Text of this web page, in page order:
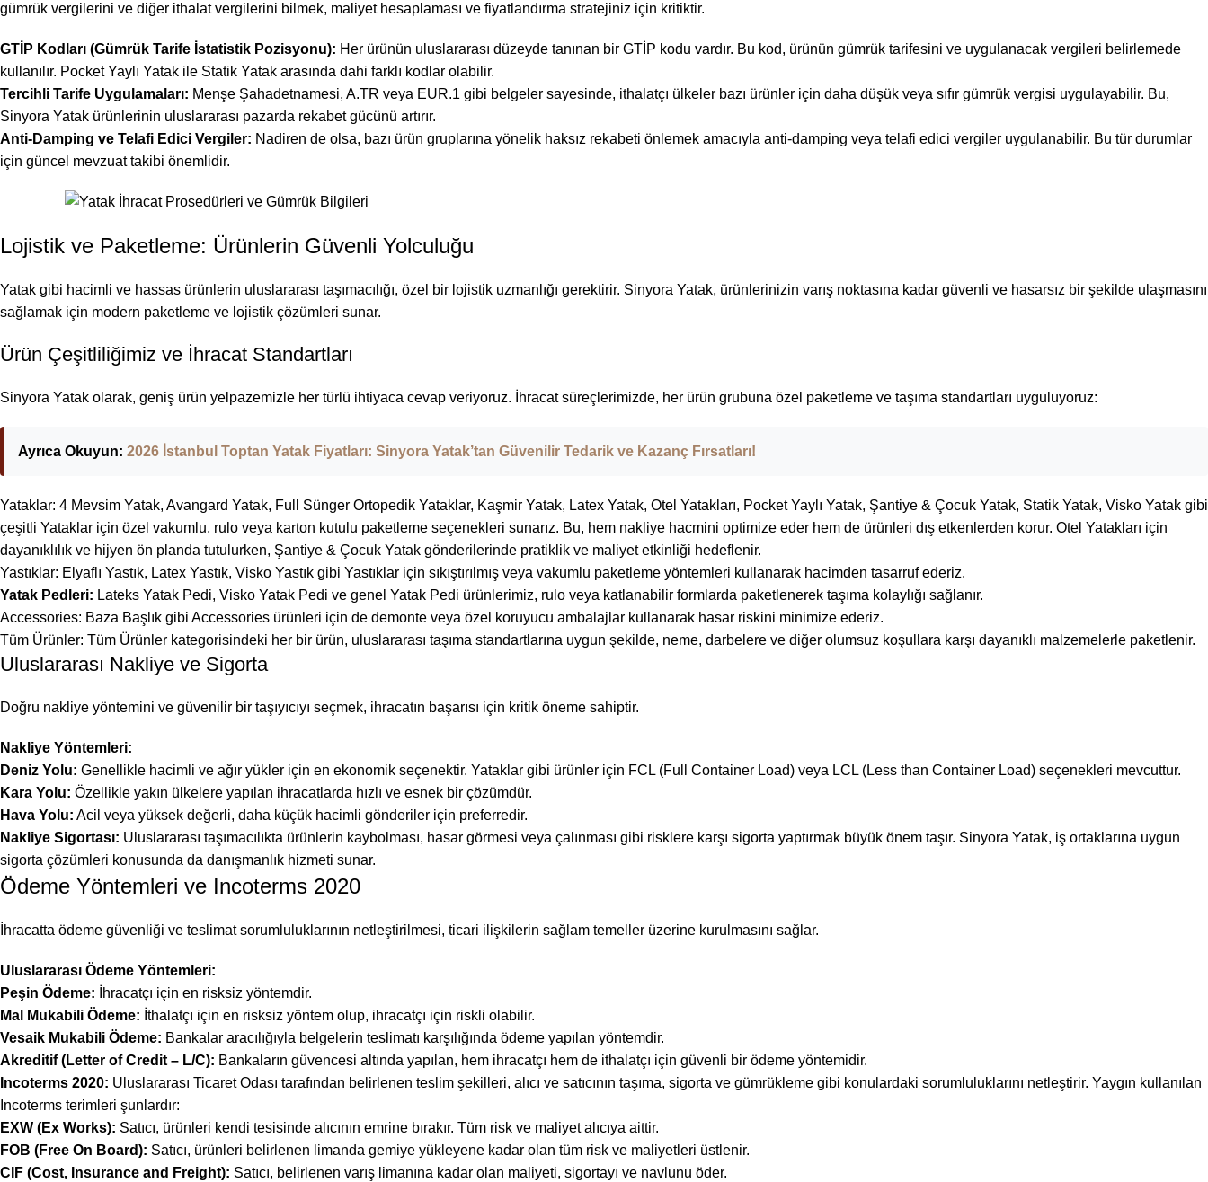
gümrük vergilerini ve diğer ithalat vergilerini bilmek, maliyet hesaplaması ve fiyatlandırma stratejiniz için kritiktir.
GTİP Kodları (Gümrük Tarife İstatistik Pozisyonu): Her ürünün uluslararası düzeyde tanınan bir GTİP kodu vardır. Bu kod, ürünün gümrük tarifesini ve uygulanacak vergileri belirlemede
kullanılır. Pocket Yaylı Yatak ile Statik Yatak arasında dahi farklı kodlar olabilir.
Tercihli Tarife Uygulamaları: Menşe Şahadetnamesi, A.TR veya EUR.1 gibi belgeler sayesinde, ithalatçı ülkeler bazı ürünler için daha düşük veya sıfır gümrük vergisi uygulayabilir. Bu,
Sinyora Yatak ürünlerinin uluslararası pazarda rekabet gücünü artırır.
Anti-Damping ve Telafi Edici Vergiler: Nadiren de olsa, bazı ürün gruplarına yönelik haksız rekabeti önlemek amacıyla anti-damping veya telafi edici vergiler uygulanabilir. Bu tür durumlar
için güncel mevzuat takibi önemlidir.
Lojistik ve Paketleme: Ürünlerin Güvenli Yolculuğu
Yatak gibi hacimli ve hassas ürünlerin uluslararası taşımacılığı, özel bir lojistik uzmanlığı gerektirir. Sinyora Yatak, ürünlerinizin varış noktasına kadar güvenli ve hasarsız bir şekilde ulaşmasını
sağlamak için modern paketleme ve lojistik çözümleri sunar.
Ürün Çeşitliliğimiz ve İhracat Standartları
Sinyora Yatak olarak, geniş ürün yelpazemizle her türlü ihtiyaca cevap veriyoruz. İhracat süreçlerimizde, her ürün grubuna özel paketleme ve taşıma standartları uyguluyoruz:
Ayrıca Okuyun: 2026 İstanbul Toptan Yatak Fiyatları: Sinyora Yatak’tan Güvenilir Tedarik ve Kazanç Fırsatları!
Yataklar: 4 Mevsim Yatak, Avangard Yatak, Full Sünger Ortopedik Yataklar, Kaşmir Yatak, Latex Yatak, Otel Yatakları, Pocket Yaylı Yatak, Şantiye & Çocuk Yatak, Statik Yatak, Visko Yatak gibi
çeşitli Yataklar için özel vakumlu, rulo veya karton kutulu paketleme seçenekleri sunarız. Bu, hem nakliye hacmini optimize eder hem de ürünleri dış etkenlerden korur. Otel Yatakları için
dayanıklılık ve hijyen ön planda tutulurken, Şantiye & Çocuk Yatak gönderilerinde pratiklik ve maliyet etkinliği hedeflenir.
Yastıklar: Elyaflı Yastık, Latex Yastık, Visko Yastık gibi Yastıklar için sıkıştırılmış veya vakumlu paketleme yöntemleri kullanarak hacimden tasarruf ederiz.
Yatak Pedleri: Lateks Yatak Pedi, Visko Yatak Pedi ve genel Yatak Pedi ürünlerimiz, rulo veya katlanabilir formlarda paketlenerek taşıma kolaylığı sağlanır.
Accessories: Baza Başlık gibi Accessories ürünleri için de demonte veya özel koruyucu ambalajlar kullanarak hasar riskini minimize ederiz.
Tüm Ürünler: Tüm Ürünler kategorisindeki her bir ürün, uluslararası taşıma standartlarına uygun şekilde, neme, darbelere ve diğer olumsuz koşullara karşı dayanıklı malzemelerle paketlenir.
Uluslararası Nakliye ve Sigorta
Doğru nakliye yöntemini ve güvenilir bir taşıyıcıyı seçmek, ihracatın başarısı için kritik öneme sahiptir.
Nakliye Yöntemleri:
Deniz Yolu: Genellikle hacimli ve ağır yükler için en ekonomik seçenektir. Yataklar gibi ürünler için FCL (Full Container Load) veya LCL (Less than Container Load) seçenekleri mevcuttur.
Kara Yolu: Özellikle yakın ülkelere yapılan ihracatlarda hızlı ve esnek bir çözümdür.
Hava Yolu: Acil veya yüksek değerli, daha küçük hacimli gönderiler için preferredir.
Nakliye Sigortası: Uluslararası taşımacılıkta ürünlerin kaybolması, hasar görmesi veya çalınması gibi risklere karşı sigorta yaptırmak büyük önem taşır. Sinyora Yatak, iş ortaklarına uygun
sigorta çözümleri konusunda da danışmanlık hizmeti sunar.
Ödeme Yöntemleri ve Incoterms 2020
İhracatta ödeme güvenliği ve teslimat sorumluluklarının netleştirilmesi, ticari ilişkilerin sağlam temeller üzerine kurulmasını sağlar.
Uluslararası Ödeme Yöntemleri:
Peşin Ödeme: İhracatçı için en risksiz yöntemdir.
Mal Mukabili Ödeme: İthalatçı için en risksiz yöntem olup, ihracatçı için riskli olabilir.
Vesaik Mukabili Ödeme: Bankalar aracılığıyla belgelerin teslimatı karşılığında ödeme yapılan yöntemdir.
Akreditif (Letter of Credit – L/C): Bankaların güvencesi altında yapılan, hem ihracatçı hem de ithalatçı için güvenli bir ödeme yöntemidir.
Incoterms 2020: Uluslararası Ticaret Odası tarafından belirlenen teslim şekilleri, alıcı ve satıcının taşıma, sigorta ve gümrükleme gibi konulardaki sorumluluklarını netleştirir. Yaygın kullanılan
Incoterms terimleri şunlardır:
EXW (Ex Works): Satıcı, ürünleri kendi tesisinde alıcının emrine bırakır. Tüm risk ve maliyet alıcıya aittir.
FOB (Free On Board): Satıcı, ürünleri belirlenen limanda gemiye yükleyene kadar olan tüm risk ve maliyetleri üstlenir.
CIF (Cost, Insurance and Freight): Satıcı, belirlenen varış limanına kadar olan maliyeti, sigortayı ve navlunu öder.